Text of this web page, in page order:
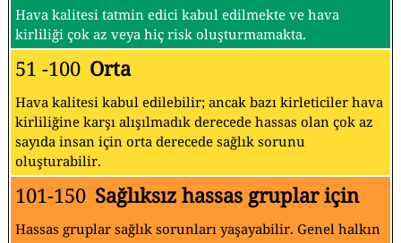
Hava kalitesi tatmin edici kabul edilmekte ve hava
kirliliği çok az veya hiç risk oluşturmamakta.
51 -100 Orta
Hava kalitesi kabul edilebilir; ancak bazı kirleticiler hava
kirliliğine karşı alışılmadık derecede hassas olan çok az
sayıda insan için orta derecede sağlık sorunu
oluşturabilir.
101-150 Sağlıksız hassas gruplar için
Hassas gruplar sağlık sorunları yaşayabilir. Genel halkın